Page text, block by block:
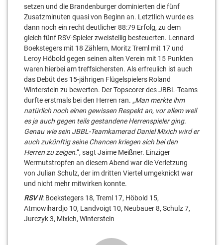
setzen und die Brandenburger dominierten die fünf
Zusatzminuten quasi von Beginn an. Letztlich wurde es
dann noch ein recht deutlicher 88:79 Erfolg, zu dem
gleich fünf RSV-Spieler zweistellig besteuerten. Lennard
Boekstegers mit 18 Zählern, Moritz Treml mit 17 und
Leroy Höbold gegen seinen alten Verein mit 15 Punkten
waren hierbei am treffsichersten. Als erfreulich ist auch
das Debüt des 15-jährigen Flügelspielers Roland
Winterstein zu bewerten. Der Topscorer des JBBL-Teams
durfte erstmals bei den Herren ran. „Man merkte ihm
natürlich noch einen gewissen Respekt an, vor allem weil
es ja auch gegen teils gestandene Herrenspieler ging.
Genau wie sein JBBL-Teamkamerad Daniel Mixich wird er
auch zukünftig seine Chancen kriegen sich bei den
Herren zu zeigen.“, sagt Jaime Meißner. Einziger
Wermutstropfen an diesem Abend war die Verletzung
von Julian Schulz, der im dritten Viertel umgeknickt war
und nicht mehr mitwirken konnte.
RSV II: Boekstegers 18, Treml 17, Höbold 15,
Atmowihardjo 10, Landvoigt 10, Neubauer 8, Schulz 7,
Jurczyk 3, Mixich, Winterstein